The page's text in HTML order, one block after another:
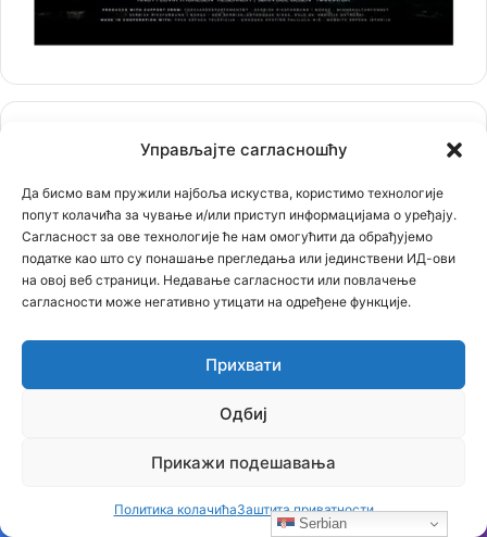
Управљајте сагласношћу
Да бисмо вам пружили најбоља искуства, користимо технологије
попут колачића за чување и/или приступ информацијама о уређају.
Сагласност за ове технологије ће нам омогућити да обрађујемо
податке као што су понашање прегледања или јединствени ИД-ови
на овој веб страници. Недавање сагласности или повлачење
сагласности може негативно утицати на одређене функције.
Прихвати
Одбиј
Прикажи подешавања
Политика колачићаЗаштита приватности
Бојанић: БЕОГРАЂАНИ У ЦАРИГРАДУ – ТРАГ БОЛНЕ СЕОБЕ
КОЈИ И ДАНАС ЖИВИ У ИМЕНУ БЕОГРАДСКЕ ШУМЕ
07.08.2026
Бојанић: Србија се буди – али тек сада почиње најважнија
битка
06.08.2026
Бојанић: Србија мора да сними своју историју – ако је ми
не испричамо, испричаће је други
01.08.2026
Serbian